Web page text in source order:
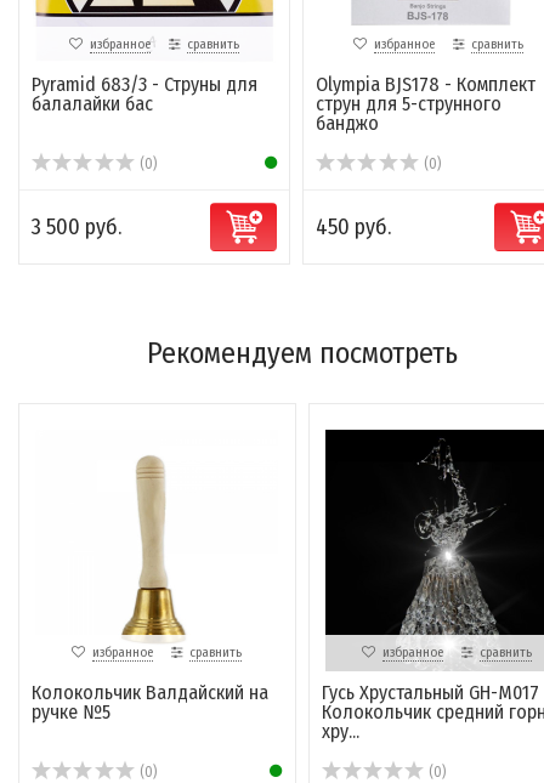
избранное сравнить
Pyramid 683/3 - Струны для
балалайки бас
(0)
3 500 руб.
избранное сравнить
Olympia BJS178 - Комплект
струн для 5-струнного
банджо
(0)
450 руб.
Рекомендуем посмотреть
избранное сравнить
Колокольчик Валдайский на
ручке №5
(0)
избранное сравнить
Гусь Хрустальный GH-
Колокольчик средний
хру...
(0)